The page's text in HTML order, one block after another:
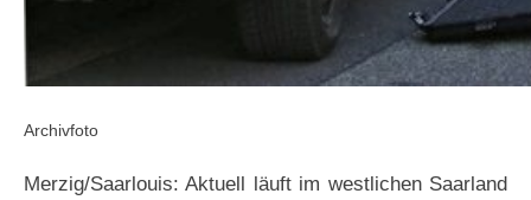
Archivfoto
Merzig/Saarlouis: Aktuell läuft im westlichen Saarland